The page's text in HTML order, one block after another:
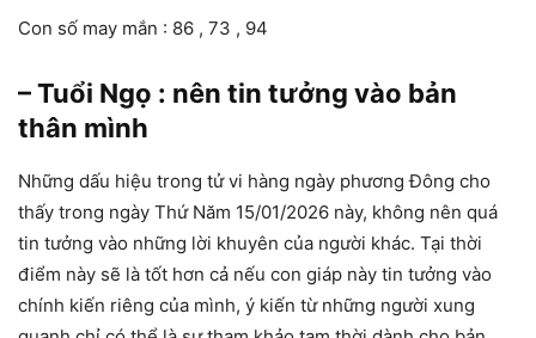
Con số may mắn : 86 , 73 , 94
– Tuổi Ngọ : nên tin tưởng vào bản
thân mình
Những dấu hiệu trong tử vi hàng ngày phương Đông cho
thấy trong ngày Thứ Năm 15/01/2026 này, không nên quá
tin tưởng vào những lời khuyên của người khác. Tại thời
điểm này sẽ là tốt hơn cả nếu con giáp này tin tưởng vào
chính kiến riêng của mình, ý kiến từ những người xung